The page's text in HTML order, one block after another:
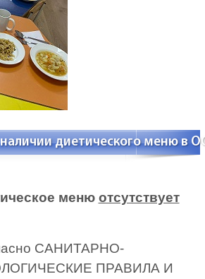
диетического меню в
меню отсутствует
САНИТАРНО-
ПРАВИЛА И